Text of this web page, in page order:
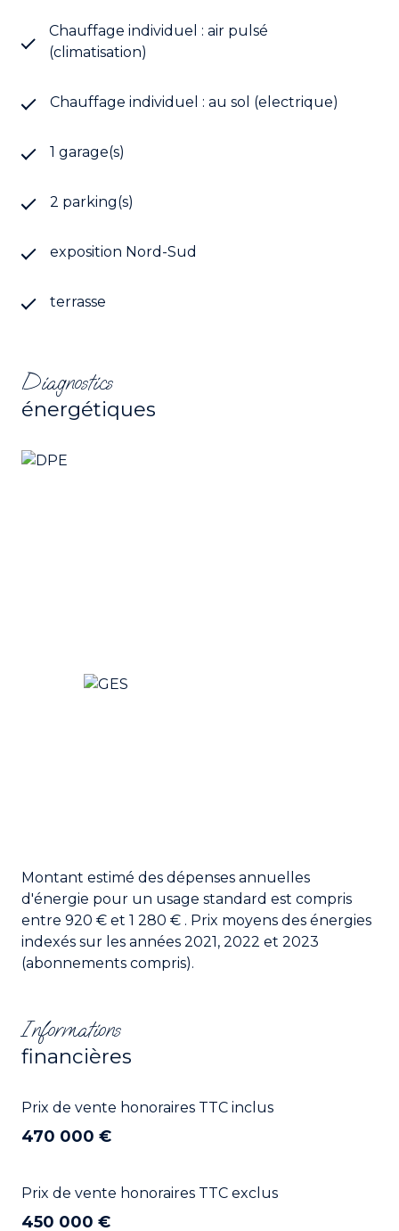
Chauffage individuel : air pulsé
(climatisation)
Chauffage individuel : au sol (electrique)
1 garage(s)
2 parking(s)
exposition Nord-Sud
terrasse
Diagnostics
énergétiques
Montant estimé des dépenses annuelles
d'énergie pour un usage standard est compris
entre 920 € et 1 280 € . Prix moyens des énergies
indexés sur les années 2021, 2022 et 2023
(abonnements compris).
Informations
financières
Prix de vente honoraires TTC inclus
470 000 €
Prix de vente honoraires TTC exclus
450 000 €